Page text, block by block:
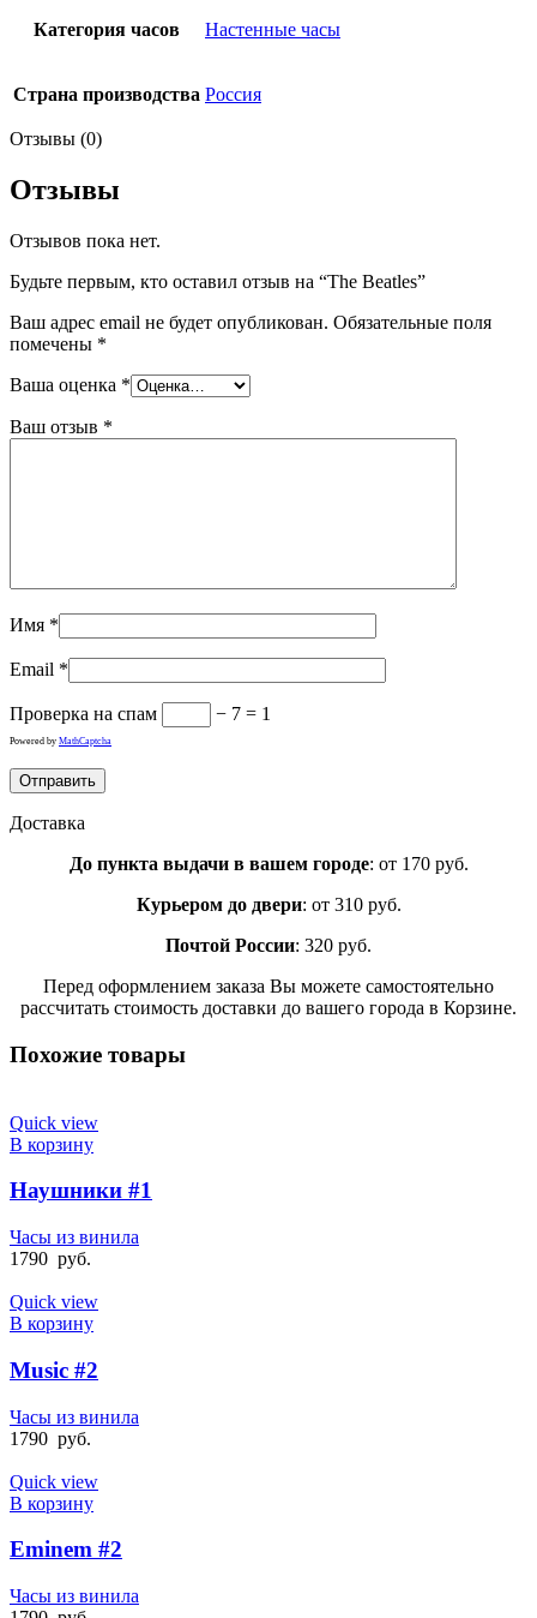
Категория часов Настенные часы
Страна производства Россия
Отзывы (0)
Отзывы
Отзывов пока нет.
Будьте первым, кто оставил отзыв на “Thе Beatles”
Ваш адрес email не будет опубликован. Обязательные поля
помечены *
Ваша оценка *
Ваш отзыв *
Имя *
Email *
Проверка на спам − 7 = 1
Powered by MathCaptcha
Доставка
До пункта выдачи в вашем городе: от 170 руб.
Курьером до двери: от 310 руб.
Почтой России: 320 руб.
Перед оформлением заказа Вы можете самостоятельно
рассчитать стоимость доставки до вашего города в Корзине.
Похожие товары
Quick view
В корзину
Наушники #1
Часы из винила
1790 руб.
Quick view
В корзину
Music #2
Часы из винила
1790 руб.
Quick view
В корзину
Eminem #2
Часы из винила